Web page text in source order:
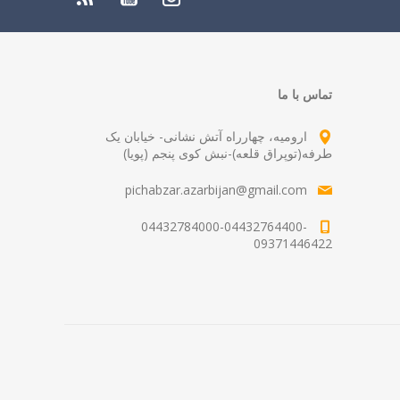
تماس با ما
ارومیه، چهارراه آتش نشانی- خیابان یک
طرفه(توپراق قلعه)-نبش کوی پنجم (پویا)
pichabzar.azarbijan@gmail.com
04432784000-04432764400-
09371446422